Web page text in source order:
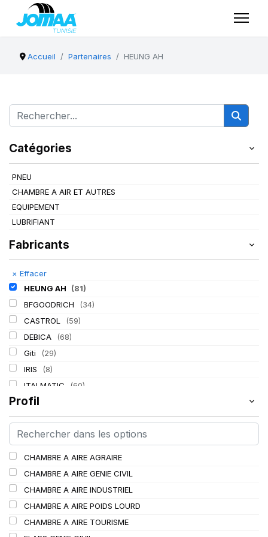
Accueil Partenaires HEUNG AH
Catégories
PNEU
CHAMBRE A AIR ET AUTRES
EQUIPEMENT
LUBRIFIANT
Fabricants
× Effacer
HEUNG AH
(81)
BFGOODRICH
(34)
CASTROL
(59)
DEBICA
(68)
Giti
(29)
IRIS
(8)
ITALMATIC
(60)
KLEBER
LASSA (174)
LING LONG
(152)
Profil
CHAMBRE A AIRE AGRAIRE
CHAMBRE A AIRE GENIE CIVIL
CHAMBRE A AIRE INDUSTRIEL
CHAMBRE A AIRE POIDS LOURD
CHAMBRE A AIRE TOURISME